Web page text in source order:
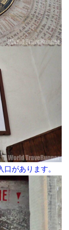
があります。